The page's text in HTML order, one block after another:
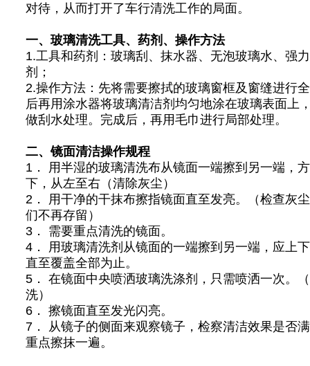
对待，从而打开了车行清洗工作的局面。
一、玻璃清洗工具、药剂、操作方法
1.工具和药剂：玻璃刮、抹水器、无泡玻璃水、强
剂；
2.操作方法：先将需要擦拭的玻璃窗框及窗缝进行
后再用涂水器将玻璃清洁剂均匀地涂在玻璃表面上
做刮水处理。完成后，再用毛巾进行局部处理。
二、镜面清洁操作规程
1． 用半湿的玻璃清洗布从镜面一端擦到另一端，
下，从左至右（清除灰尘）
2． 用干净的干抹布擦指镜面直至发亮。（检查灰
们不再存留）
3． 需要重点清洗的镜面。
4． 用玻璃清洗剂从镜面的一端擦到另一端，应上
直至覆盖全部为止。
5． 在镜面中央喷洒玻璃洗涤剂，只需喷洒一次。
洗）
6． 擦镜面直至发光闪亮。
7． 从镜子的侧面来观察镜子，检察清洁效果是否
重点擦抹一遍。